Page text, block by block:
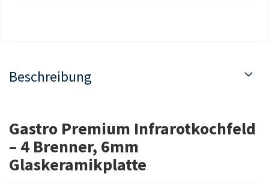
Beschreibung
Gastro Premium Infrarotkochfeld
– 4 Brenner, 6mm
Glaskeramikplatte